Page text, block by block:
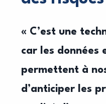
« C’est une
car les données
permettent à
d’anticiper les